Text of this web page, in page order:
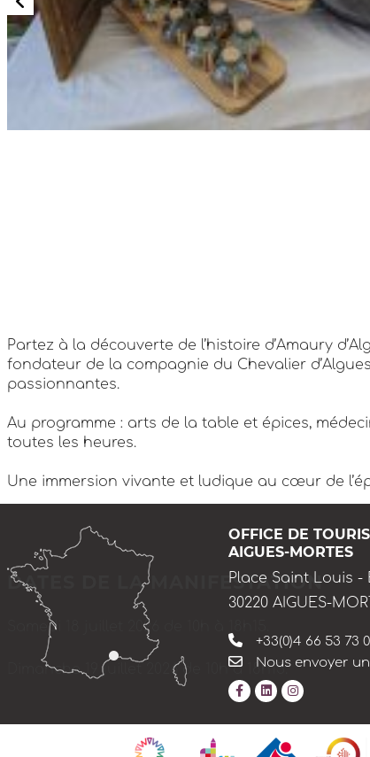
Partez à la découverte de l’histoire d’Amaury
fondateur de la compagnie du Chevalier
passionnantes.
Au programme : arts de la table et épices,
toutes les heures.
Une immersion vivante et ludique au cœur de
DATES DE LA MANIFESTATION
Samedi 18 juillet 2026 de 10h à 18h15.
Dimanche 19 juillet 2026 de 10h à 18h15.
OFFICE DE
AIGUES-MORTES
Place Saint Louis -
30220 AIGUES-
+33(0)4 66 53 73
Nous envoyer